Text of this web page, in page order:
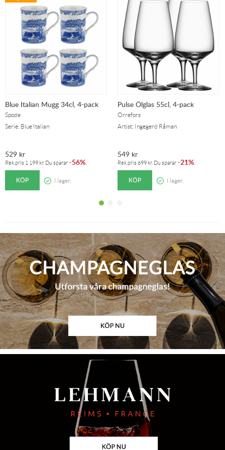
Blue Italian Mugg 34cl, 4-pack
Spode
Serie: Blue Italian
529 kr
Rek.pris 1 199 kr. Du sparar -56%
KÖP I lager.
Pulse Ölglas 55cl, 4-pack
Orrefors
Artist: Ingegerd Råman
549 kr
Rek.pris 699 kr. Du sparar -21%
KÖP I lager.